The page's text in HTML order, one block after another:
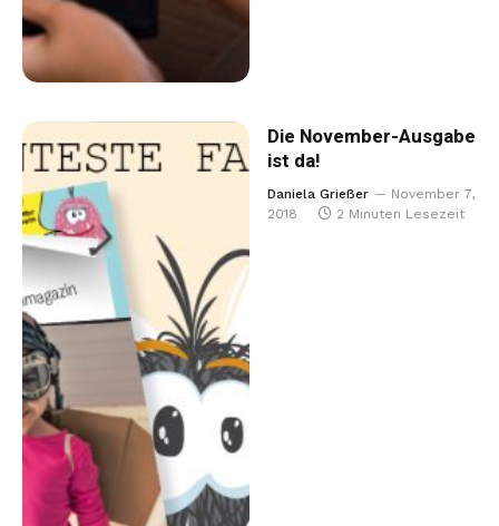
Die November-Ausgabe
ist da!
Daniela Grießer
November 7,
2018
2 Minuten Lesezeit